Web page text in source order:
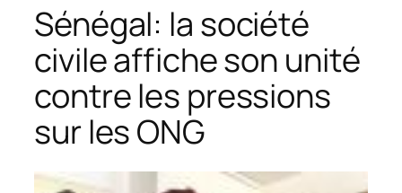
Sénégal: la société
civile affiche son unité
contre les pressions
sur les ONG